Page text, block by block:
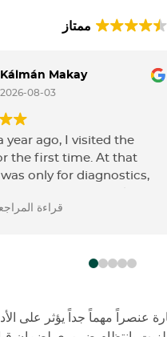
ممتاز
Kálmán Makay
2026-08-03
year ago, I visited the
the first time. At that
only for diagnostics,
and on the first
to them, but even then
That was in 2025. In
service center I had
قراءة
عنصراً مهماً جداً يؤثر على